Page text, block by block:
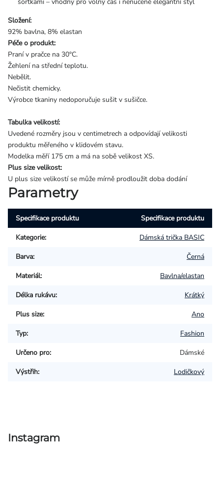
Složení:
92% bavlna, 8% elastan
Péče o produkt:
Praní v pračce na 30°C.
Žehlení na střední teplotu.
Nebělit.
Nečistit chemicky.
Výrobce tkaniny nedoporučuje sušit v sušičce.
Tabulka velikostí:
Uvedené rozměry jsou v centimetrech a odpovídají velikosti
produktu měřeného v klidovém stavu.
Modelka měří 175 cm a má na sobě velikost XS.
Plus size velikost:
U plus size velikostí se může mírně prodloužit doba dodání
Parametry
Specifikace produktu Specifikace produktu
Kategorie: Dámská trička BASIC
Barva: Černá
Materiál: Bavlna/elastan
Délka rukávu: Krátký
Plus size: Ano
Typ: Fashion
Určeno pro: Dámské
Výstřih: Lodičkový
Instagram